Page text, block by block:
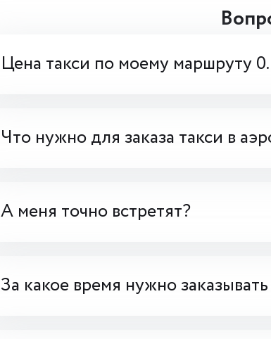
Цена такси по моему маршруту
Что нужно для заказа такси в
А меня точно встретят?
За какое время нужно